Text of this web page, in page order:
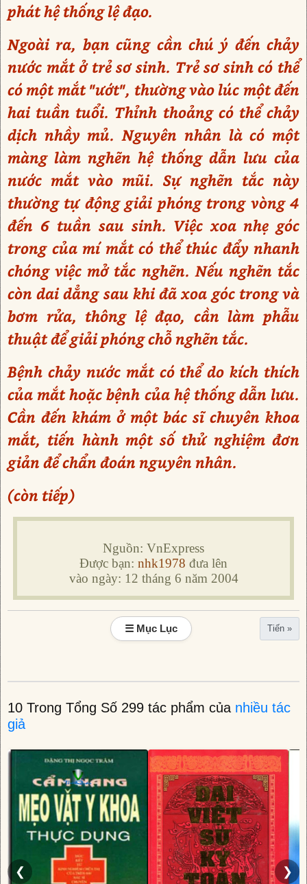
phát hệ thống lệ đạo.
Ngoài ra, bạn cũng cần chú ý đến chảy
nước mắt ở trẻ sơ sinh. Trẻ sơ sinh có thể
có một mắt "ướt", thường vào lúc một đến
hai tuần tuổi. Thỉnh thoảng có thể chảy
dịch nhầy mủ. Nguyên nhân là có một
màng làm nghẽn hệ thống dẫn lưu của
nước mắt vào mũi. Sự nghẽn tắc này
thường tự động giải phóng trong vòng 4
đến 6 tuần sau sinh. Việc xoa nhẹ góc
trong của mí mắt có thể thúc đẩy nhanh
chóng việc mở tắc nghẽn. Nếu nghẽn tắc
còn dai dẳng sau khi đã xoa góc trong và
bơm rửa, thông lệ đạo, cần làm phẫu
thuật để giải phóng chỗ nghẽn tắc.
Bệnh chảy nước mắt có thể do kích thích
của mắt hoặc bệnh của hệ thống dẫn lưu.
Cần đến khám ở một bác sĩ chuyên khoa
mắt, tiến hành một số thử nghiệm đơn
giản để chẩn đoán nguyên nhân.
(còn tiếp)
Nguồn: VnExpress
Được bạn: nhk1978 đưa lên
vào ngày: 12 tháng 6 năm 2004
☰ Mục Lục Tiến »
10 Trong Tổng Số 299 tác phẩm của nhiều tác
giả
❮ ❯